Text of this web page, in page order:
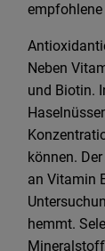
Neben
und Biotin.
können.
an Vitamin
hemmt.